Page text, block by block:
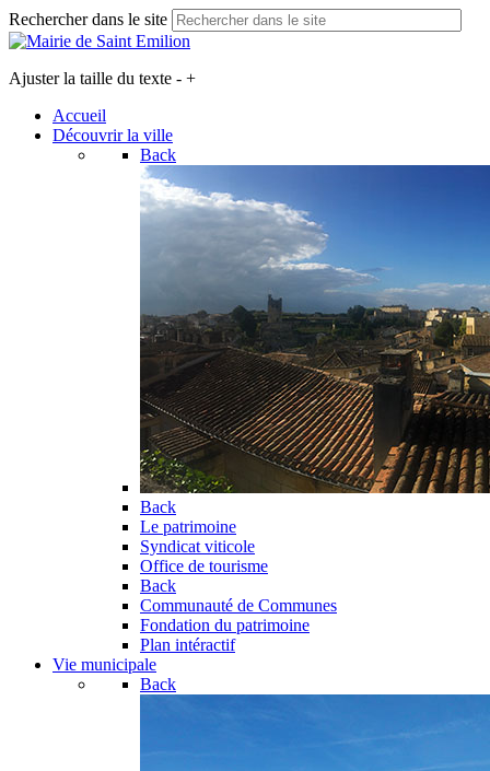
Rechercher dans le site
Ajuster la taille du texte - +
Accueil
Découvrir la ville
Back
Back
Le patrimoine
Syndicat viticole
Office de tourisme
Back
Communauté de Communes
Fondation du patrimoine
Plan intéractif
Vie municipale
Back